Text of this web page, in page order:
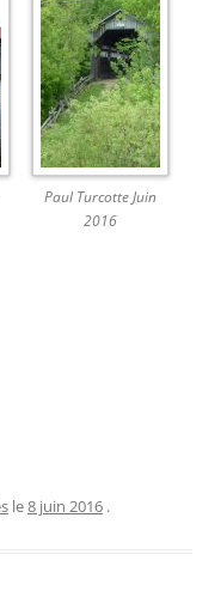
Paul Turcotte Juin
2016
le8 juin 2016 .